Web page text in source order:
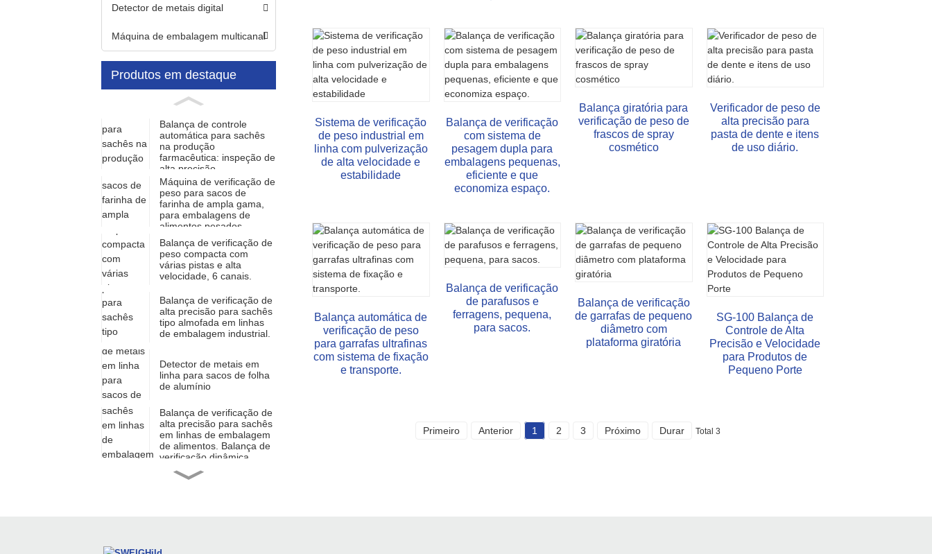
Detector de metais digital
Máquina de embalagem multicanal
Produtos em destaque
Balança de controle
automática para sachês
na produção
farmacêutica: inspeção de
alta precisão.
Máquina de verificação de
peso para sacos de
farinha de ampla gama,
para embalagens de
alimentos pesados.
Balança de verificação de
peso compacta com
várias pistas e alta
velocidade, 6 canais.
Balança de verificação de
alta precisão para sachês
tipo almofada em linhas
de embalagem industrial.
Detector de metais em
linha para sacos de folha
de alumínio
Balança de verificação de
alta precisão para sachês
em linhas de embalagem
de alimentos. Balança de
verificação dinâmica.
Detector de metais de alta
Sistema de verificação
de peso industrial em
linha com pulverização
de alta velocidade e
estabilidade
Balança de verificação
com sistema de
pesagem dupla para
embalagens pequenas,
eficiente e que
economiza espaço.
Balança giratória para
verificação de peso de
frascos de spray
cosmético
Verificador de peso de
alta precisão para
pasta de dente e itens
de uso diário.
Balança automática de
verificação de peso
para garrafas ultrafinas
com sistema de fixação
e transporte.
Balança de verificação
de parafusos e
ferragens, pequena,
para sacos.
Balança de verificação
de garrafas de pequeno
diâmetro com
plataforma giratória
SG-100 Balança de
Controle de Alta
Precisão e Velocidade
para Produtos de
Pequeno Porte
Primeiro Anterior 1 2 3 Próximo Durar Total 3